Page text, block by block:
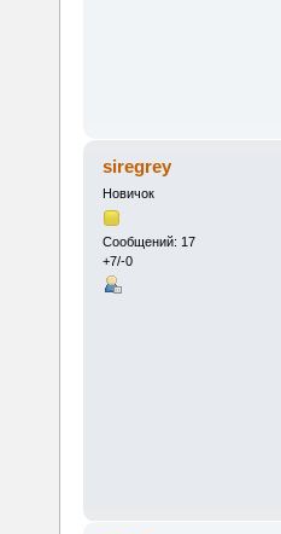
siregrey
Новичок
Сообщений: 17
+7/-0